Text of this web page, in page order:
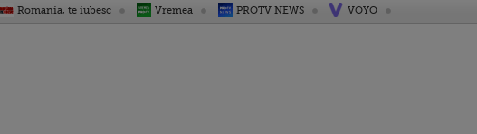
Romania, te iubesc Vremea PROTV NEWS VOYO